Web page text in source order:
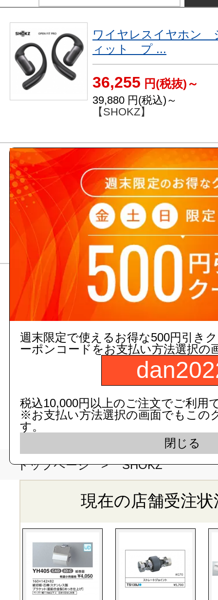
ワイヤレスイヤホン
ィット プ ...
36,255 円(税抜)～
39,880 円(税込)～
【SHOKZ】
ワイヤレスイヤホン
27,164 円(税抜)～
29,880 円(税込)～
【SHOKZ】
SHOKZと
トップページ > SHOKZ
現在の店舗受注状
週末限定で使えるお得な500円引き
ーポンコードをお支払い方法選択の
税込10,000円以上のご注文でご利用
※お支払い方法選択の画面でもこの
す。
閉じる